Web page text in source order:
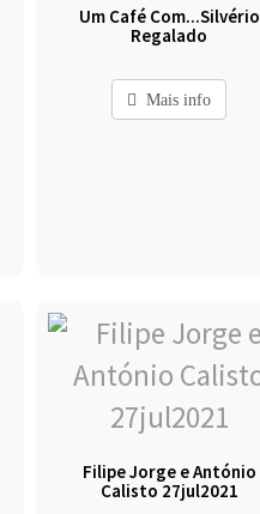
Um Café Com...Silvério
Regalado
Mais info
Filipe Jorge e António
Calisto 27jul2021